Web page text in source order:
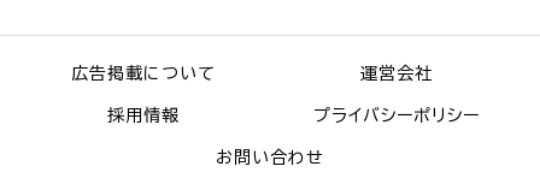
広告掲載について 運営会社
採用情報 プライバシーポリシー
お問い合わせ